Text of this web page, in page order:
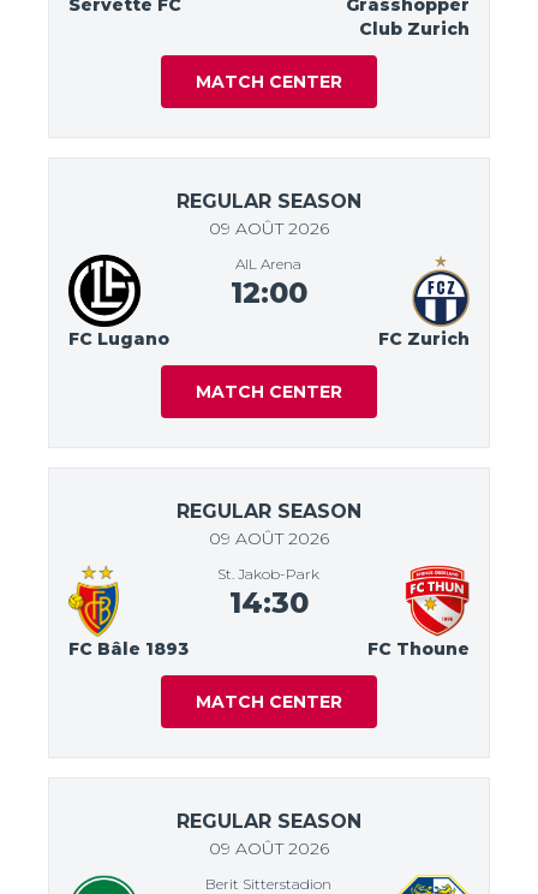
Servette FC
Grasshopper
Club Zurich
MATCH CENTER
REGULAR SEASON
09 AOÛT 2026
FC Lugano
AIL Arena
12:00
FC Zurich
MATCH CENTER
REGULAR SEASON
09 AOÛT 2026
FC Bâle 1893
St. Jakob-Park
14:30
FC Thoune
MATCH CENTER
REGULAR SEASON
09 AOÛT 2026
Berit Sitterstadion